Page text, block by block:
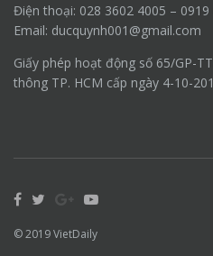
Điện thoại: 028 3602 4005 – 0919
Email: ducquynh001@gmail.com
Giấy phép hoạt động số 65/GP-
thông TP. HCM cấp ngày 4-10-
© 2019VietDaily